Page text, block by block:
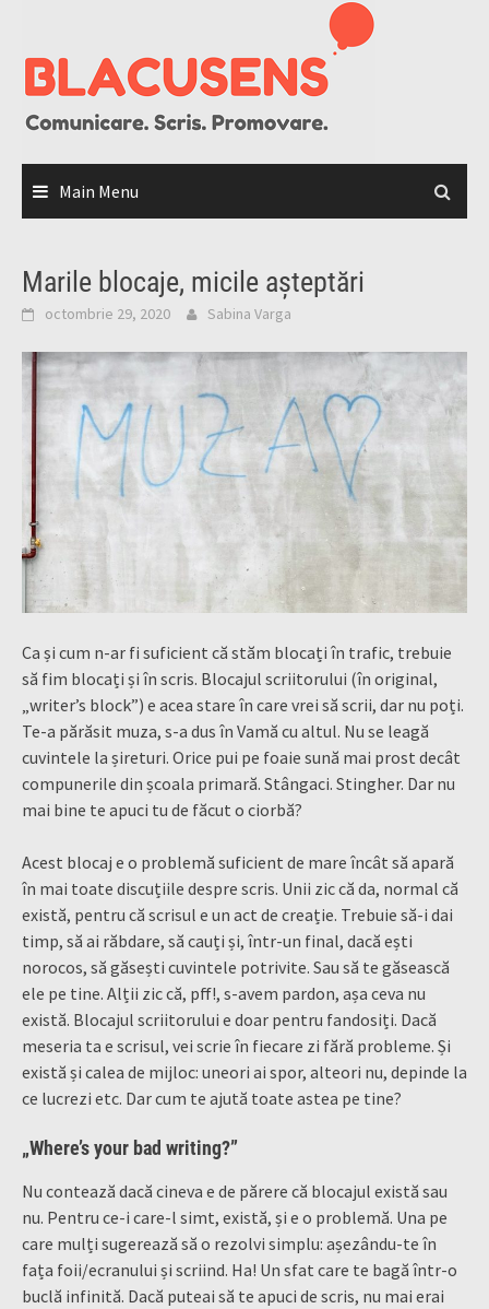
content
Main Menu
Marile blocaje, micile așteptări
octombrie 29, 2020 Sabina Varga
Ca și cum n-ar fi suficient că stăm blocați în trafic, trebuie
să fim blocați și în scris. Blocajul scriitorului (în original,
„writer’s block”) e acea stare în care vrei să scrii, dar nu poți.
Te-a părăsit muza, s-a dus în Vamă cu altul. Nu se leagă
cuvintele la șireturi. Orice pui pe foaie sună mai prost decât
compunerile din școala primară. Stângaci. Stingher. Dar nu
mai bine te apuci tu de făcut o ciorbă?
Acest blocaj e o problemă suficient de mare încât să apară
în mai toate discuțiile despre scris. Unii zic că da, normal că
există, pentru că scrisul e un act de creație. Trebuie să-i dai
timp, să ai răbdare, să cauți și, într-un final, dacă ești
norocos, să găsești cuvintele potrivite. Sau să te găsească
ele pe tine. Alții zic că, pff!, s-avem pardon, așa ceva nu
există. Blocajul scriitorului e doar pentru fandosiți. Dacă
meseria ta e scrisul, vei scrie în fiecare zi fără probleme. Și
există și calea de mijloc: uneori ai spor, alteori nu, depinde la
ce lucrezi etc. Dar cum te ajută toate astea pe tine?
„Where’s your bad writing?”
Nu contează dacă cineva e de părere că blocajul există sau
nu. Pentru ce-i care-l simt, există, și e o problemă. Una pe
care mulți sugerează să o rezolvi simplu: așezându-te în
fața foii/ecranului și scriind. Ha! Un sfat care te bagă într-o
buclă infinită. Dacă puteai să te apuci de scris, nu mai erai